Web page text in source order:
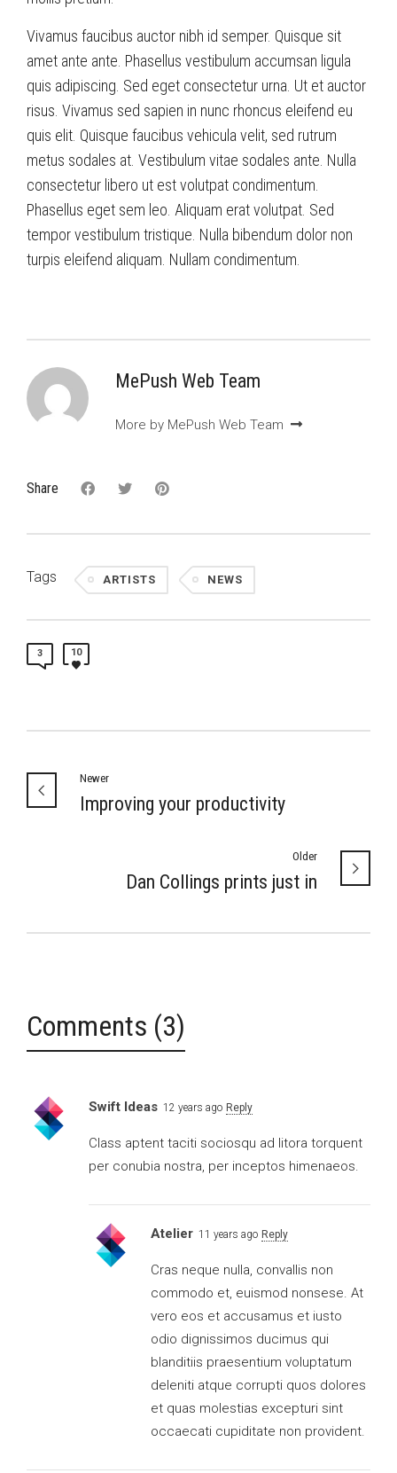
Vivamus faucibus auctor nibh id semper. Quisque sit
amet ante ante. Phasellus vestibulum accumsan ligula
quis adipiscing. Sed eget consectetur urna. Ut et auctor
risus. Vivamus sed sapien in nunc rhoncus eleifend eu
quis elit. Quisque faucibus vehicula velit, sed rutrum
metus sodales at. Vestibulum vitae sodales ante. Nulla
consectetur libero ut est volutpat condimentum.
Phasellus eget sem leo. Aliquam erat volutpat. Sed
tempor vestibulum tristique. Nulla bibendum dolor non
turpis eleifend aliquam. Nullam condimentum.
MePush Web Team
More by MePush Web Team
Share
Tags ARTISTS NEWS
3 10
Newer
Improving your productivity
Older
Dan Collings prints just in
Comments (3)
Swift Ideas 12 years ago Reply
Class aptent taciti sociosqu ad litora torquent
per conubia nostra, per inceptos himenaeos.
Atelier 11 years ago Reply
Cras neque nulla, convallis non
commodo et, euismod nonsese. At
vero eos et accusamus et iusto
odio dignissimos ducimus qui
blanditiis praesentium voluptatum
deleniti atque corrupti quos dolores
et quas molestias excepturi sint
occaecati cupiditate non provident.